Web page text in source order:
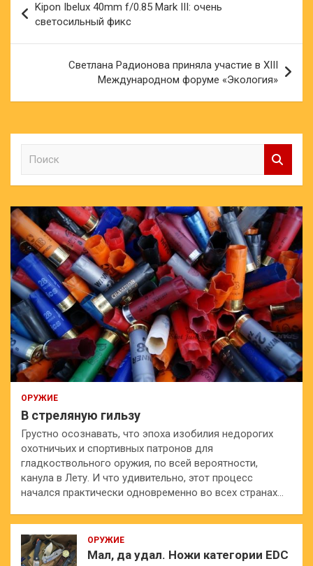
по
записям
Kipon Ibelux 40mm f/0.85 Mark III: очень
светосильный фикс
Светлана Радионова приняла участие в XIII
Международном форуме «Экология»
к
ОРУЖИЕ
В стреляную гильзу
Грустно осознавать, что эпоха изобилия недорогих
охотничьих и спортивных патронов для
гладкоствольного оружия, по всей вероятности,
канула в Лету. И что удивительно, этот процесс
начался практически одновременно во всех странах…
ОРУЖИЕ
Мал, да удал. Ножи категории EDC